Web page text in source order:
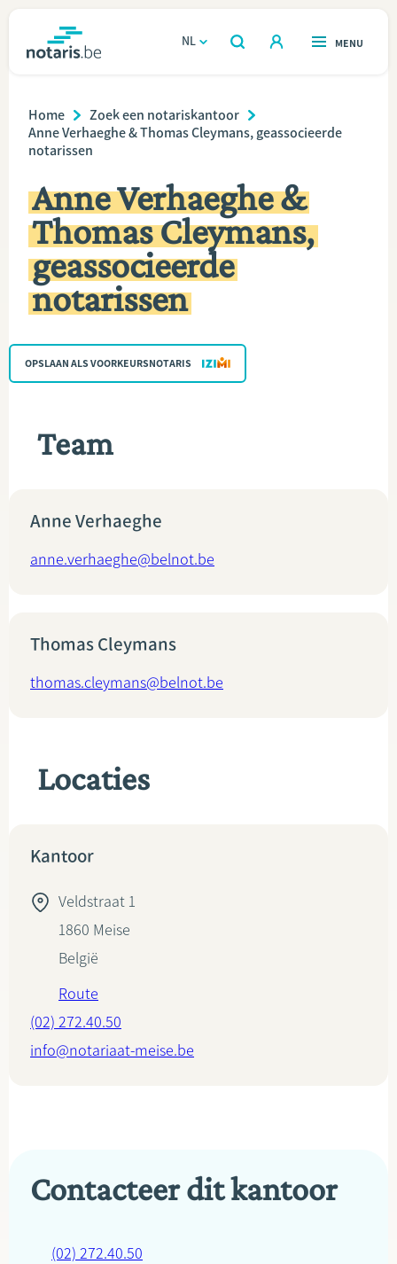
inhoud
gaan
NL
OPEN
ZOEKEN
OPEN
MENU
Wonen
Erven & schenken
Ondernemen
Over de notaris
Rekenmodules
VIND EEN NOTARIS
Breadcrumb
Home
Zoek een notariskantoor
Anne Verhaeghe & Thomas Cleymans, geassocieerde
notarissen
Anne Verhaeghe &
Thomas Cleymans,
geassocieerde
notarissen
OPSLAAN ALS VOORKEURSNOTARIS
Team
Anne Verhaeghe
anne.verhaeghe@belnot.be
Thomas Cleymans
thomas.cleymans@belnot.be
Locaties
Kantoor
Veldstraat 1
1860 Meise
België
Route
(02) 272.40.50
info@notariaat-meise.be
Contacteer dit kantoor
(02) 272.40.50